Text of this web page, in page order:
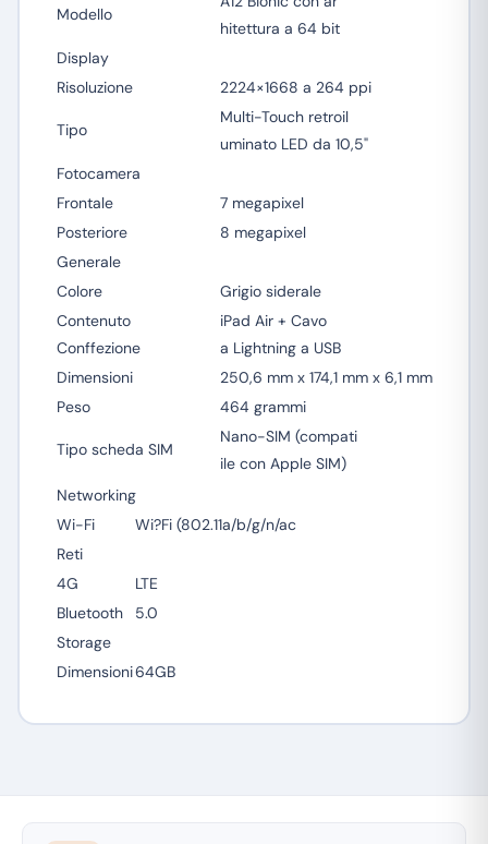
Modello
hitettura a 64 bit
Display
Risoluzione
2224×1668 a 264 ppi
Tipo
Multi-Touch retroil
uminato LED da 10,5"
Fotocamera
Frontale
7 megapixel
Posteriore
8 megapixel
Generale
Colore
Grigio siderale
Contenuto
Conffezione
iPad Air + Cavo
a Lightning a USB
Dimensioni
250,6 mm x 174,1 mm x 6,1 mm
Peso
464 grammi
Tipo scheda SIM
Nano-SIM (compati
ile con Apple SIM)
Networking
Wi-Fi
Wi?Fi (802.11a/b/g/n/ac
Reti
4G
LTE
Bluetooth
5.0
Storage
Dimensioni64GB